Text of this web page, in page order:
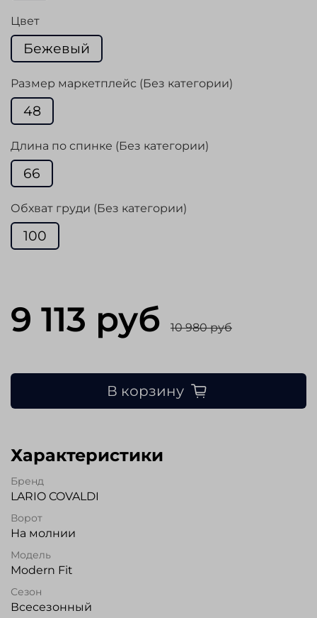
Цвет
Бежевый
Размер маркетплейс (Без категории)
48
Длина по спинке (Без категории)
66
Обхват груди (Без категории)
100
9 113 руб 10 980 руб
В корзину
Характеристики
Бренд
LARIO COVALDI
Ворот
На молнии
Модель
Modern Fit
Сезон
Всесезонный